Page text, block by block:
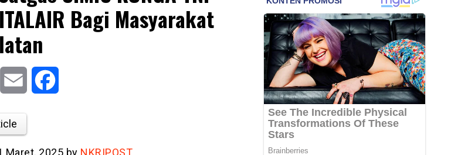
Bagi Masyarakat
Twitter Email
Maret, 2025 by NKRIPOST